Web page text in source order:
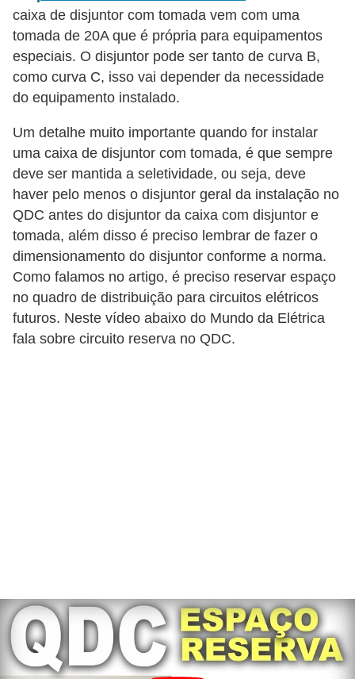
caixa de disjuntor com tomada vem com uma
tomada de 20A que é própria para equipamentos
especiais. O disjuntor pode ser tanto de curva B,
como curva C, isso vai depender da necessidade
do equipamento instalado.
Um detalhe muito importante quando for instalar
uma caixa de disjuntor com tomada, é que sempre
deve ser mantida a seletividade, ou seja, deve
haver pelo menos o disjuntor geral da instalação no
QDC antes do disjuntor da caixa com disjuntor e
tomada, além disso é preciso lembrar de fazer o
dimensionamento do disjuntor conforme a norma.
Como falamos no artigo, é preciso reservar espaço
no quadro de distribuição para circuitos elétricos
futuros. Neste vídeo abaixo do Mundo da Elétrica
fala sobre circuito reserva no QDC.
t
ó
r
i
s
d
a
e
l
e
t
r
i
c
l
a
ç